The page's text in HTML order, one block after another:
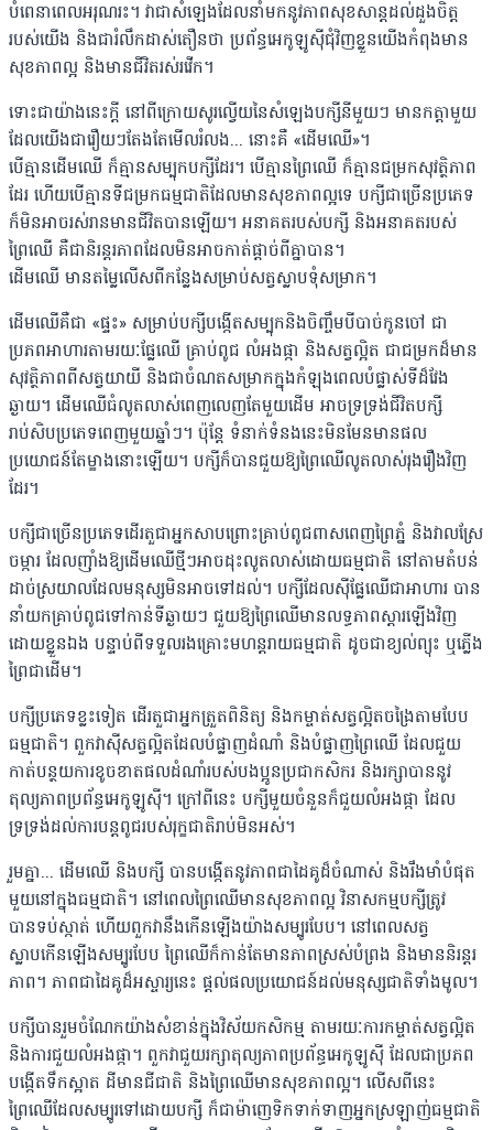
បំពេនាពេលអរុណរះ។ វាជាសំឡេងដែលនាំមកនូវភាពសុខសាន្តដល់ដួងចិត្ត
របស់យើង និងជារំលឹកដាស់តឿនថា ប្រព័ន្ធអេកូឡូស៊ីជុំវិញខ្លួនយើងកំពុងមាន
សុខភាពល្អ និងមានជីវិតរស់រវើក។
ទោះជាយ៉ាងនេះក្តី នៅពីក្រោយសូរល្វើយនៃសំឡេងបក្សីនីមួយៗ មានកត្តាមួយ
ដែលយើងជារឿយៗតែងតែមើលរំលង... នោះគឺ «ដើមឈើ»។
បើគ្មានដើមឈើ ក៏គ្មានសម្បុកបក្សីដែរ។ បើគ្មានព្រៃឈើ ក៏គ្មានជម្រកសុវត្ថិភាព
ដែរ ហើយបើគ្មានទីជម្រកធម្មជាតិដែលមានសុខភាពល្អទេ បក្សីជាច្រើនប្រភេទ
ក៏មិនអាចរស់រានមានជីវិតបានឡើយ។ អនាគតរបស់បក្សី និងអនាគតរបស់
ព្រៃឈើ គឺជានិរន្តរភាពដែលមិនអាចកាត់ផ្តាច់ពីគ្នាបាន។
ដើមឈើ មានតម្លៃលើសពីកន្លែងសម្រាប់សត្វស្លាបទុំសម្រាក។
ដើមឈើគឺជា «ផ្ទះ» សម្រាប់បក្សីបង្កើតសម្បុកនិងចិញ្ចឹមបីបាច់កូនចៅ ជា
ប្រភពអាហារតាមរយៈផ្លែឈើ គ្រាប់ពូជ លំអងផ្កា និងសត្វល្អិត ជាជម្រកដ៏មាន
សុវត្ថិភាពពីសត្វយាយី និងជាចំណតសម្រាកក្នុងកំឡុងពេលបំផ្លាស់ទីដ៏វែង
ឆ្ងាយ។ ដើមឈើធំលូតលាស់ពេញលេញតែមួយដើម អាចទ្រទ្រង់ជីវិតបក្សី
រាប់សិបប្រភេទពេញមួយឆ្នាំៗ។ ប៉ុន្តែ ទំនាក់ទំនងនេះមិនមែនមានផល
ប្រយោជន៍តែម្ខាងនោះឡើយ។ បក្សីក៏បានជួយឱ្យព្រៃឈើលូតលាស់រុងរឿងវិញ
ដែរ។
បក្សីជាច្រើនប្រភេទដើរតួជាអ្នកសាបព្រោះគ្រាប់ពូជពាសពេញព្រៃភ្នំ និងវាលស្រែ
ចម្ការ ដែលញ៉ាំងឱ្យដើមឈើថ្មីៗអាចដុះលូតលាស់ដោយធម្មជាតិ នៅតាមតំបន់
ដាច់ស្រយាលដែលមនុស្សមិនអាចទៅដល់។ បក្សីដែលស៊ីផ្លែឈើជាអាហារ បាន
នាំយកគ្រាប់ពូជទៅកាន់ទីឆ្ងាយៗ ជួយឱ្យព្រៃឈើមានលទ្ធភាពស្តារឡើងវិញ
ដោយខ្លួនឯង បន្ទាប់ពីទទួលរងគ្រោះមហន្តរាយធម្មជាតិ ដូចជាខ្យល់ព្យុះ ឬភ្លើង
ព្រៃជាដើម។
បក្សីប្រភេទខ្លះទៀត ដើរតួជាអ្នកត្រួតពិនិត្យ និងកម្ចាត់សត្វល្អិតចង្រៃតាមបែប
ធម្មជាតិ។ ពួកវាស៊ីសត្វល្អិតដែលបំផ្លាញដំណាំ និងបំផ្លាញព្រៃឈើ ដែលជួយ
កាត់បន្ថយការខូចខាតផលដំណាំរបស់បងប្អូនប្រជាកសិករ និងរក្សាបាននូវ
តុល្យភាពប្រព័ន្ធអេកូឡូស៊ី។ ក្រៅពីនេះ បក្សីមួយចំនួនក៏ជួយលំអងផ្កា ដែល
ទ្រទ្រង់ដល់ការបន្តពូជរបស់រុក្ខជាតិរាប់មិនអស់។
រួមគ្នា... ដើមឈើ និងបក្សី បានបង្កើតនូវភាពជាដៃគូដ៏ចំណាស់ និងរឹងមាំបំផុត
មួយនៅក្នុងធម្មជាតិ។ នៅពេលព្រៃឈើមានសុខភាពល្អ វិនាសកម្មបក្សីត្រូវ
បានទប់ស្កាត់ ហើយពួកវានឹងកើនឡើងយ៉ាងសម្បូរបែប។ នៅពេលសត្វ
ស្លាបកើនឡើងសម្បូរបែប ព្រៃឈើក៏កាន់តែមានភាពស្រស់បំព្រង និងមាននិរន្តរ
ភាព។ ភាពជាដៃគូដ៏អស្ចារ្យនេះ ផ្តល់ផលប្រយោជន៍ដល់មនុស្សជាតិទាំងមូល។
បក្សីបានរួមចំណែកយ៉ាងសំខាន់ក្នុងវិស័យកសិកម្ម តាមរយៈការកម្ចាត់សត្វល្អិត
និងការជួយលំអងផ្កា។ ពួកវាជួយរក្សាតុល្យភាពប្រព័ន្ធអេកូឡូស៊ី ដែលជាប្រភព
បង្កើតទឹកស្អាត ដីមានជីជាតិ និងព្រៃឈើមានសុខភាពល្អ។ លើសពីនេះ
ព្រៃឈើដែលសម្បូរទៅដោយបក្សី ក៏ជាម៉ាញេទិកទាក់ទាញអ្នកស្រឡាញ់ធម្មជាតិ